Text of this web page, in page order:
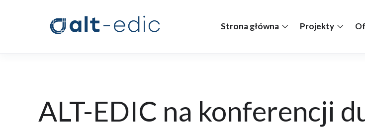
Strona główna Projekty
ALT-EDIC na konferencji